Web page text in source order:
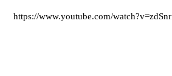
https://www.youtube.com/